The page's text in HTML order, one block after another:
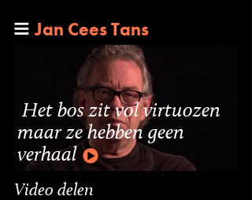
Jan Cees Tans
Het bos zit vol virtuozen
maar ze hebben geen
verhaal
Video delen